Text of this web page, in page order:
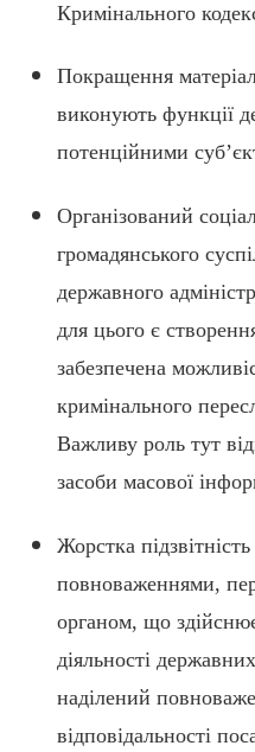
Кримінального
Покращення
виконують функції
потенційними
Організований
громадянського
державного
для цього є
забезпечена
кримінального
Важливу роль тут
засоби масової
Жорстка
повноваженнями,
органом, що
діяльності
наділений
відповідальності